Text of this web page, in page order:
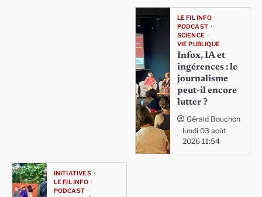
LE FIL INFO
PODCAST
SCIENCE
VIE PUBLIQUE
Infox, IA et
ingérences : le
journalisme
peut-il encore
lutter ?
Gérald Bouchon
lundi 03 août
2026 11:54
INITIATIVES
LE FIL INFO
PODCAST